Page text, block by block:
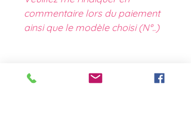
commentaire lors du paiement
ainsi que le modèle choisi (N°..)